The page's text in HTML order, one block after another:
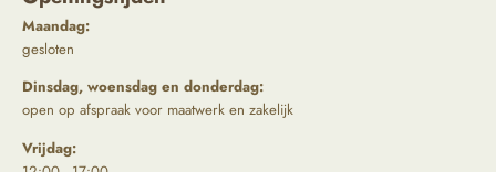
Maandag:
gesloten
Dinsdag, woensdag en donderdag:
open op afspraak voor maatwerk en zakelijk
Vrijdag: